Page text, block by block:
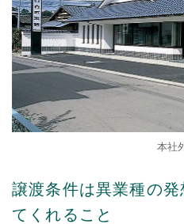
本社
譲渡条件は異業種の
てくれること